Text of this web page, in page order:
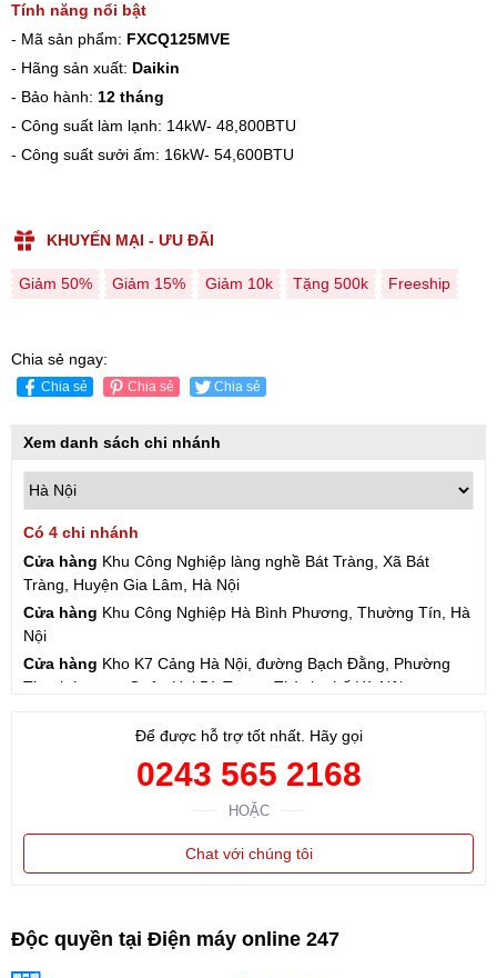
Tính năng nổi bật
- Mã sản phẩm: FXCQ125MVE
- Hãng sản xuất: Daikin
- Bảo hành: 12 tháng
- Công suất làm lạnh: 14kW- 48,800BTU
- Công suất sưởi ấm: 16kW- 54,600BTU
KHUYẾN MẠI - ƯU ĐÃI
Giảm 50% Giảm 15% Giảm 10k Tặng 500k Freeship
Chia sẻ ngay:
Chia sẻ Chia sẻ Chia sẻ
Xem danh sách chi nhánh
Có 4 chi nhánh
Cửa hàng Khu Công Nghiệp làng nghề Bát Tràng, Xã Bát
Tràng, Huyện Gia Lâm, Hà Nội
Cửa hàng Khu Công Nghiệp Hà Bình Phương, Thường Tín, Hà
Nội
Cửa hàng Kho K7 Cảng Hà Nội, đường Bạch Đằng, Phường
Thanh Lương, Quận Hai Bà Trưng, Thành phố Hà Nội
Để được hỗ trợ tốt nhất. Hãy gọi
0243 565 2168
HOẶC
Chat với chúng tôi
Độc quyền tại Điện máy online 247